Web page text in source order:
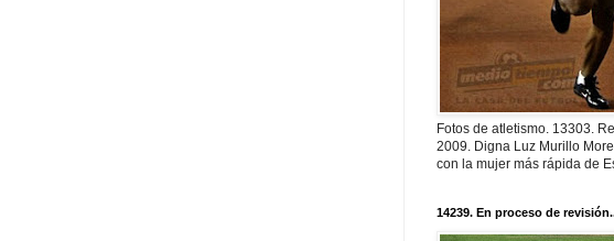
Fotos de atletismo. 13303.
2009. Digna Luz Murillo
con la mujer más rápida de
14239. En proceso de